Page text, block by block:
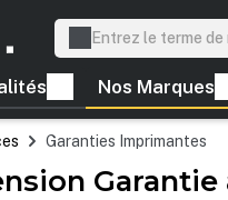
Nos Marques
Garanties Imprimantes